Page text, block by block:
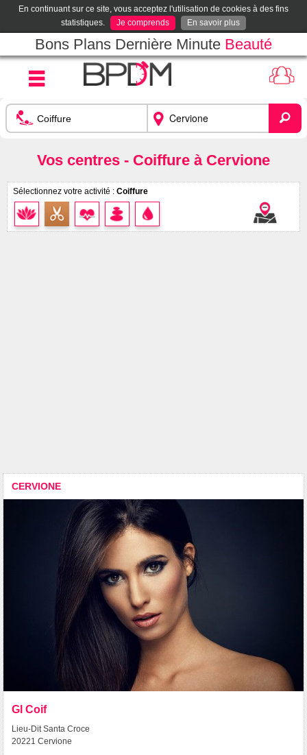
En continuant sur ce site, vous acceptez l'utilisation de cookies à des fins
statistiques.
Je comprends En savoir plus
Bons Plans Dernière Minute Beauté
Vos centres - Coiffure à Cervione
Sélectionnez votre activité : Coiffure
CERVIONE
Gl Coif
Lieu-Dit Santa Croce
20221 Cervione